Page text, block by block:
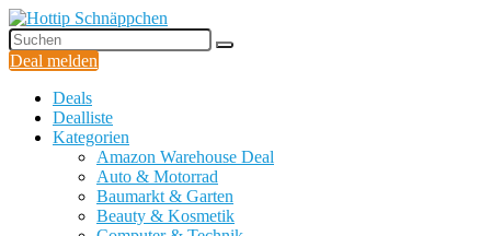
Deal melden
Deals
Dealliste
Kategorien
Amazon Warehouse Deal
Auto & Motorrad
Baumarkt & Garten
Beauty & Kosmetik